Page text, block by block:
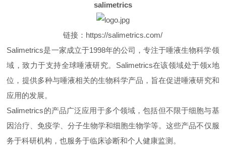
salimetrics
链接：https://salimetrics.com/
Salimetrics是一家成立于1998年的公司，专注于唾液生物科学领
域，致力于支持全球唾液研究。Salimetrics在该领域处于领x地
位，提供多种与唾液相关的生物科学产品，旨在促进唾液研究和
应用的发展。
Salimetrics的产品广泛应用于多个领域，包括但不限于细胞与基
因治疗、免疫学、分子生物学和细胞生物学等。这些产品不仅服
务于科研机构，也服务于临床诊断和个人健康监测。